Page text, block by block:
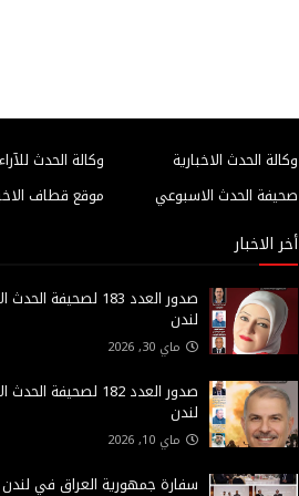
وكالة الحدث للآراء
وكالة الحدث الاخبارية
موقع قطاف
صحيفة الحدث الاسبوعي
أخر الاخبار
صدور العدد 183
لندن
ماي 30, 2026
صدور العدد 182
لندن
ماي 10, 2026
سفارة جمهورية العراق في